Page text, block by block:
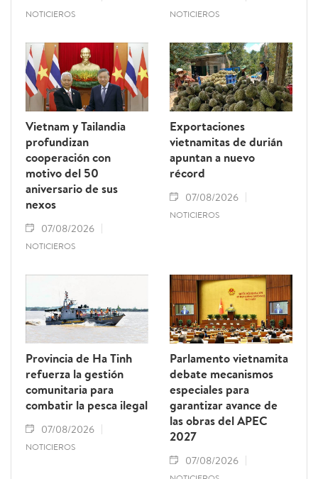
NOTICIEROS NOTICIEROS
Vietnam y Tailandia
profundizan
cooperación con
motivo del 50
aniversario de sus
nexos
07/08/2026
NOTICIEROS
Exportaciones
vietnamitas de durián
apuntan a nuevo
récord
07/08/2026
NOTICIEROS
Provincia de Ha Tinh
refuerza la gestión
comunitaria para
combatir la pesca ilegal
07/08/2026
NOTICIEROS
Parlamento vietnamita
debate mecanismos
especiales para
garantizar avance de
las obras del APEC
2027
07/08/2026